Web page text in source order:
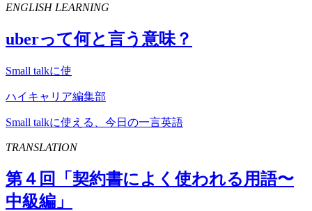
ENGLISH LEARNING
uberって何と言う意味？
Small talkに使
ハイキャリア編集部
Small talkに使える、今日の一言英語
TRANSLATION
第４回「契約書によく使われる用語〜
中級編」